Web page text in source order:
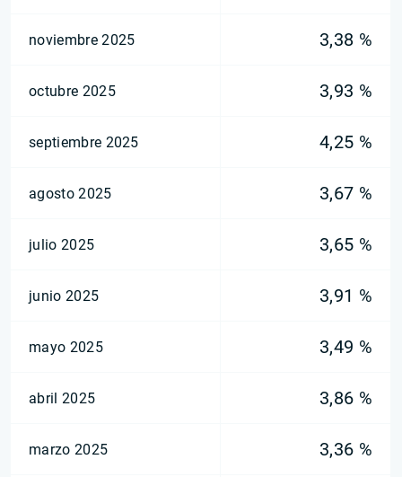
noviembre 2025 3,38 %
octubre 2025 3,93 %
septiembre 2025 4,25 %
agosto 2025 3,67 %
julio 2025 3,65 %
junio 2025 3,91 %
mayo 2025 3,49 %
abril 2025 3,86 %
marzo 2025 3,36 %